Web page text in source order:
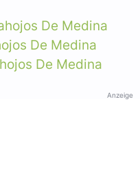
De Medina
De Medina
De Medina
Anzeige